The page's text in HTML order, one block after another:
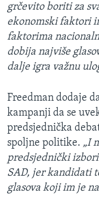
grčevito boriti za
ekonomski faktori
faktorima
dobija najviše
dalje igra važnu
Freedman dodaje
kampanji da se
predsjednička
spoljne politike. „I
predsjednički
SAD, jer kandidati
glasova koji im je